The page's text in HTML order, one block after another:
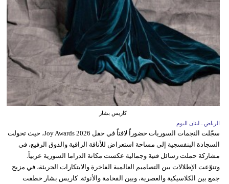
كاريس بشار
الرياض ـ لبنان اليوم
سجّلت النجمات السوريات حضوراً لافتاً في حفل Joy Awards 2026، حيث تحولت
السجادة البنفسجية إلى مساحة استعراض للأناقة الراقية والذوق الرفيع، في
مشاركة حملت رسائل فنية وجمالية عكست مكانة الدراما السورية عربياً.
وتنوّعت الإطلالات بين التصاميم العالمية الفاخرة والابتكارات الجريئة، في مزيج
جمع بين الكلاسيكية والعصرية، وبين الفخامة والأنوثة. كاريس بشار خطفت